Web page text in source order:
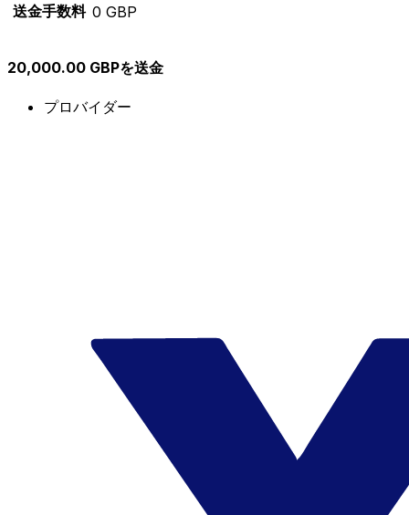
送金手数料 0 GBP
20,000.00 GBPを送金
プロバイダー